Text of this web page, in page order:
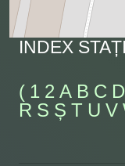
INDEX
( 1 2 A B C D
R S Ș T U V